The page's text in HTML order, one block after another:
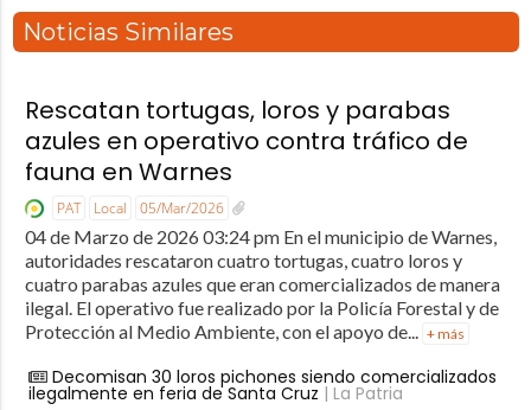
Noticias Similares
Rescatan tortugas, loros y parabas
azules en operativo contra tráfico de
fauna en Warnes
PAT Local 05/Mar/2026
04 de Marzo de 2026 03:24 pm En el municipio de Warnes,
autoridades rescataron cuatro tortugas, cuatro loros y
cuatro parabas azules que eran comercializados de manera
ilegal. El operativo fue realizado por la Policía Forestal y de
Protección al Medio Ambiente, con el apoyo de... + más
Decomisan 30 loros pichones siendo comercializados
ilegalmente en feria de Santa Cruz | La Patria